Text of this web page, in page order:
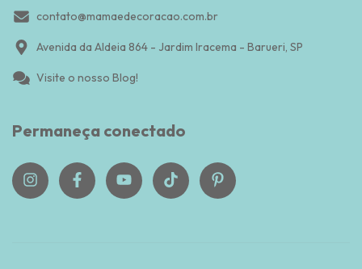
contato@mamaedecoracao.com.br
Avenida da Aldeia 864 - Jardim Iracema - Barueri, SP
Visite o nosso Blog!
Permaneça conectado